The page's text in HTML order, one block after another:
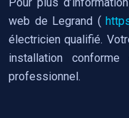
web de Legrand (
électricien qualifié.
installation
professionnel.